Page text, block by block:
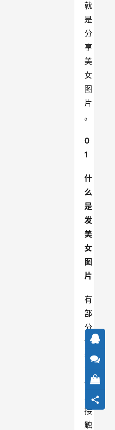
就
是
分
享
美
女
图
片
。
0
1
什
么
是
发
美
女
图
片
有
部
分
读
者
第
一
次
接
触